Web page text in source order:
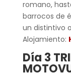
romano,
barrocos de
un distintivo
Alojamiento:
Día 3